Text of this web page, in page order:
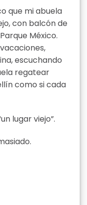
que mi abuela
con balcón de
México.
escuchando
regatear
como si cada
lugar viejo”.